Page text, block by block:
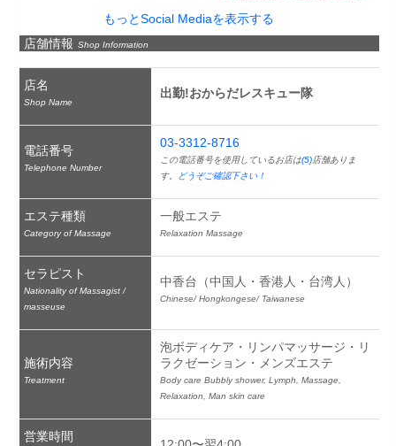
もっとSocial Mediaを表示する
店舗情報 Shop Information
店名
Shop Name
出勤!おからだレスキュー隊
電話番号
Telephone Number
03-3312-8716
この電話番号を使用しているお店は(5)店舗ありま
す。
どうぞご確認下さい！
エステ種類
Category of Massage
一般エステ
Relaxation Massage
セラピスト
Nationality of Massagist /
masseuse
中香台（中国人・香港人・台湾人）
Chinese/ Hongkongese/ Taiwanese
施術内容
Treatment
泡ボディケア・リンパマッサージ・リ
ラクゼーション・メンズエステ
Body care Bubbly shower, Lymph, Massage,
Relaxation, Man skin care
営業時間